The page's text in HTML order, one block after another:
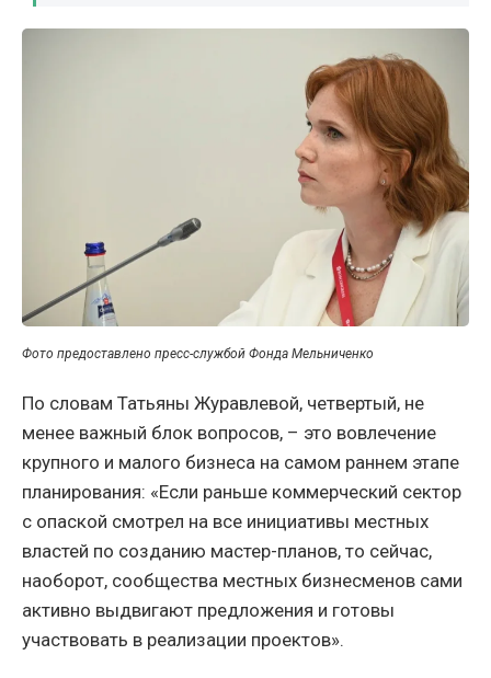
Фото предоставлено пресс-службой Фонда Мельниченко
По словам Татьяны Журавлевой, четвертый, не
менее важный блок вопросов, – это вовлечение
крупного и малого бизнеса на самом раннем этапе
планирования: «Если раньше коммерческий сектор
с опаской смотрел на все инициативы местных
властей по созданию мастер-планов, то сейчас,
наоборот, сообщества местных бизнесменов сами
активно выдвигают предложения и готовы
участвовать в реализации проектов».